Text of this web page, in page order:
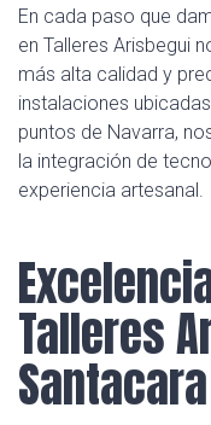
En cada paso que
en Talleres Arisbegui
más alta calidad y
instalaciones
puntos de Navarra,
la integración de
experiencia artesanal.
Talleres
Santacara